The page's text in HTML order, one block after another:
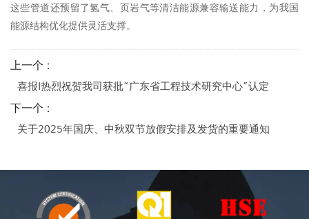
这些管道还预留了氢气、页岩气等清洁能源兼容输送能力，为我国
能源结构优化提供灵活支撑。
上一个 :
喜报I热烈祝贺我司获批“广东省工程技术研究中心”认定
下一个 :
关于2025年国庆、中秋双节放假安排及发货的重要通知